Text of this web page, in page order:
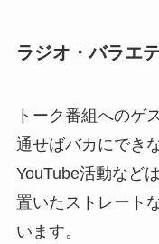
ラジオ・バラエ
トーク番組へのゲ
通せばバカにでき
YouTube活動など
置いたストレート
います。